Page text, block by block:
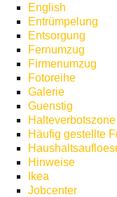
English
Entrümpelung
Entsorgung
Fernumzug
Firmenumzug
Fotoreihe
Galerie
Guenstig
Halteverbotszone
Häufig gestellte
Hinweise
Ikea
Jobcenter